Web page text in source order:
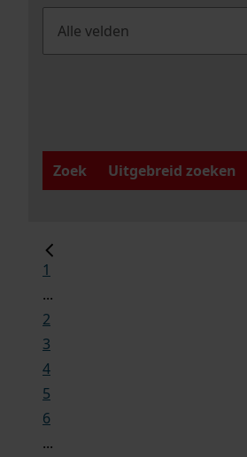
Zoek
Uitgebreid zoeken
1
...
2
3
4
5
6
...